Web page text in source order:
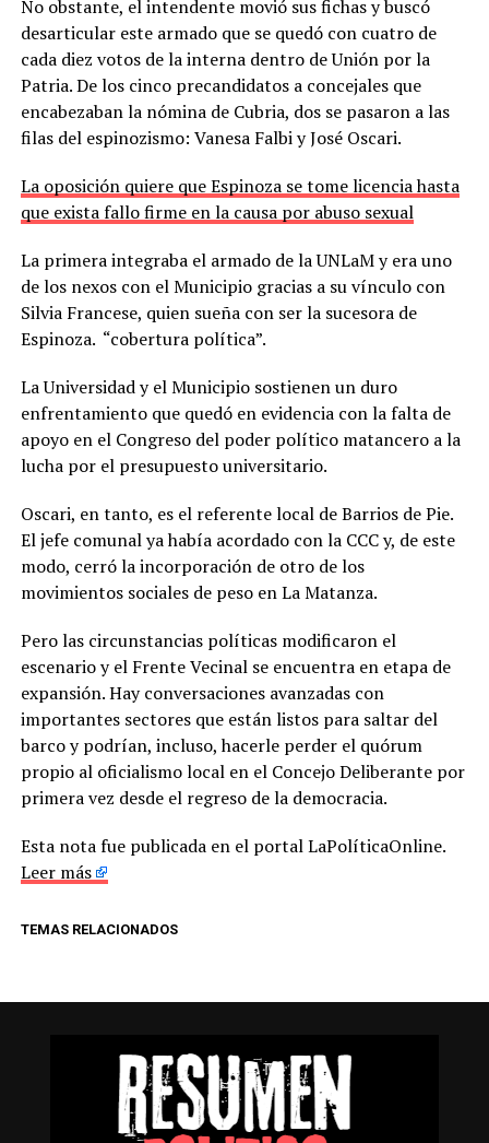
No obstante, el intendente movió sus fichas y buscó
desarticular este armado que se quedó con cuatro de
cada diez votos de la interna dentro de Unión por la
Patria. De los cinco precandidatos a concejales que
encabezaban la nómina de Cubria, dos se pasaron a las
filas del espinozismo: Vanesa Falbi y José Oscari.
La oposición quiere que Espinoza se tome licencia hasta
que exista fallo firme en la causa por abuso sexual
La primera integraba el armado de la UNLaM y era uno
de los nexos con el Municipio gracias a su vínculo con
Silvia Francese, quien sueña con ser la sucesora de
Espinoza. “cobertura política”.
La Universidad y el Municipio sostienen un duro
enfrentamiento que quedó en evidencia con la falta de
apoyo en el Congreso del poder político matancero a la
lucha por el presupuesto universitario.
Oscari, en tanto, es el referente local de Barrios de Pie.
El jefe comunal ya había acordado con la CCC y, de este
modo, cerró la incorporación de otro de los
movimientos sociales de peso en La Matanza.
Pero las circunstancias políticas modificaron el
escenario y el Frente Vecinal se encuentra en etapa de
expansión. Hay conversaciones avanzadas con
importantes sectores que están listos para saltar del
barco y podrían, incluso, hacerle perder el quórum
propio al oficialismo local en el Concejo Deliberante por
primera vez desde el regreso de la democracia.
Esta nota fue publicada en el portal LaPolíticaOnline.
Leer más
TEMAS RELACIONADOS